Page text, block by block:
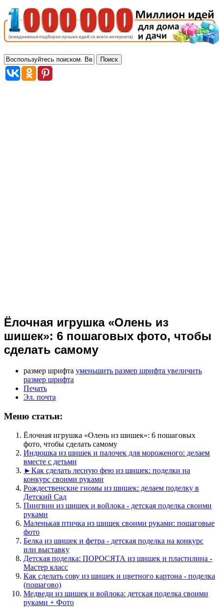
Ёлочная игрушка «Олень из
шишек»: 6 пошаговых фото, чтобы
сделать самому
размер шрифта уменьшить размер шрифта увеличить
размер шрифта
Печать
Эл. почта
Меню статьи:
Ёлочная игрушка «Олень из шишек»: 6 пошаговых
фото, чтобы сделать самому
Индюшка из шишек и палочек для мороженого: делаем
вместе с детьми
►Как сделать лесную фею из шишек: поделки на
конкурс своими руками
Рождественские гномы из шишек: делаем поделку в
Детский Сад
Пингвин из шишек и войлока - детская поделка своими
руками
Маленькая птичка из шишек своими руками: пошаговые
фото
Белка из шишек и фетра - детская поделка на конкурс
или выставку
Детская поделка: ПОРОСЯТА из шишек и пластилина -
Мастер класс
Как сделать сову из шишек и цветного картона - поделка
(пошагово)
Медведи из шишек и войлока: детская поделка своими
руками + Фото